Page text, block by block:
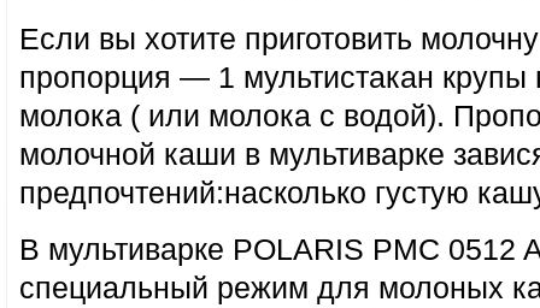
Если вы хотите приготовить
пропорция — 1 мультистакан крупы
молока ( или молока с водой).
молочной каши в мультиварке
предпочтений:насколько густую
В мультиварке POLARIS PMC 0512
специальный режим для молоных